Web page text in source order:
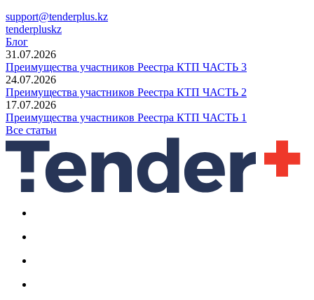
support@tenderplus.kz
tenderpluskz
Блог
31.07.2026
Преимущества участников Реестра КТП ЧАСТЬ 3
24.07.2026
Преимущества участников Реестра КТП ЧАСТЬ 2
17.07.2026
Преимущества участников Реестра КТП ЧАСТЬ 1
Все статьи